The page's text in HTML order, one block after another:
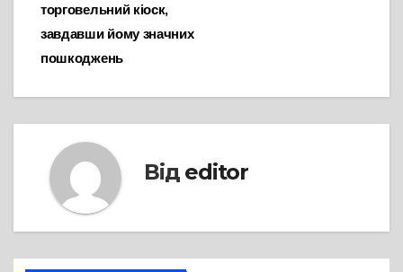
торговельний кіоск,
завдавши йому значних
пошкоджень
Від editor